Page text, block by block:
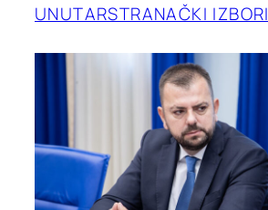
UNUTARSTRANAČKI